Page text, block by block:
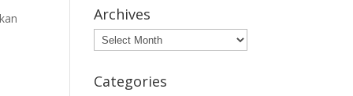
Archives
Archives
Categories